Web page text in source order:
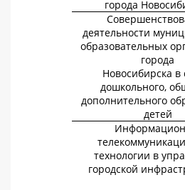
города
деятельности
образовательных
города
Новосибирска в
дошкольного,
дополнительного
детей
технологии в
городской